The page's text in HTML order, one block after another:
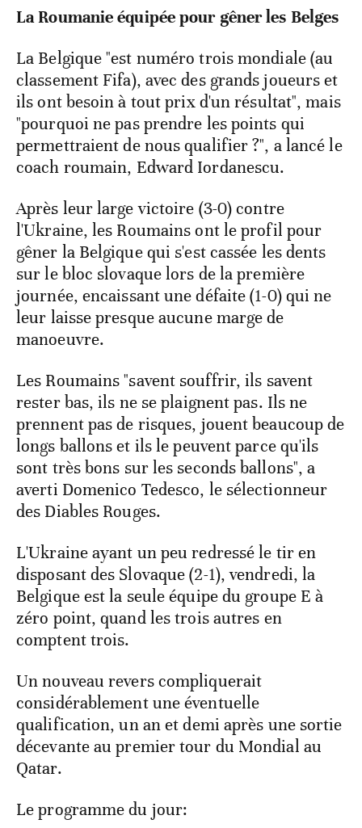
La Roumanie équipée pour gêner les Belges
La Belgique "est numéro trois mondiale (au
classement Fifa), avec des grands joueurs et
ils ont besoin à tout prix d'un résultat", mais
"pourquoi ne pas prendre les points qui
permettraient de nous qualifier ?", a lancé le
coach roumain, Edward Iordanescu.
Après leur large victoire (3-0) contre
l'Ukraine, les Roumains ont le profil pour
gêner la Belgique qui s'est cassée les dents
sur le bloc slovaque lors de la première
journée, encaissant une défaite (1-0) qui ne
leur laisse presque aucune marge de
manoeuvre.
Les Roumains "savent souffrir, ils savent
rester bas, ils ne se plaignent pas. Ils ne
prennent pas de risques, jouent beaucoup de
longs ballons et ils le peuvent parce qu'ils
sont très bons sur les seconds ballons", a
averti Domenico Tedesco, le sélectionneur
des Diables Rouges.
L'Ukraine ayant un peu redressé le tir en
disposant des Slovaque (2-1), vendredi, la
Belgique est la seule équipe du groupe E à
zéro point, quand les trois autres en
comptent trois.
Un nouveau revers compliquerait
considérablement une éventuelle
qualification, un an et demi après une sortie
décevante au premier tour du Mondial au
Qatar.
Le programme du jour: